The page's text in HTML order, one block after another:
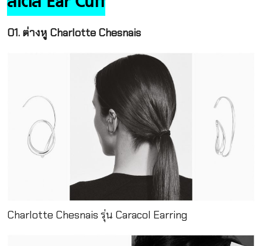
01. ต่างหู Charlotte Chesnais
Charlotte Chesnais รุ่น Caracol Earring